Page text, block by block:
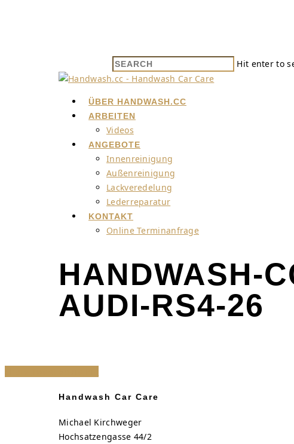
Hit enter to
ÜBER HANDWASH.CC
ARBEITEN
Videos
ANGEBOTE
Innenreinigung
Außenreinigung
Lackveredelung
Lederreparatur
KONTAKT
Online Terminanfrage
HANDWASH-
AUDI-RS4-26
Handwash Car Care
Michael Kirchweger
Hochsatzengasse 44/2